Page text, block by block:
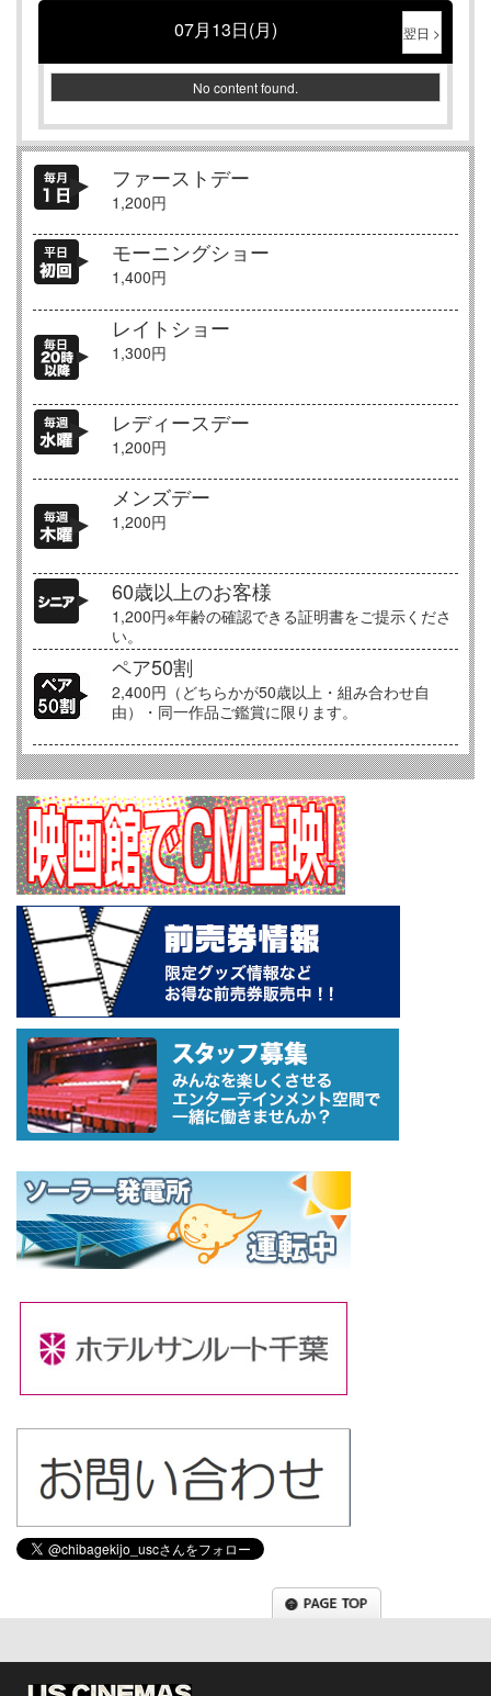
07月13日(月) 翌日 >
No content found.
ファーストデー
1,200円
モーニングショー
1,400円
レイトショー
1,300円
レディースデー
1,200円
メンズデー
1,200円
60歳以上のお客様
1,200円※年齢の確認できる証明書をご提示くださ
い。
ペア50割
2,400円（どちらかが50歳以上・組み合わせ自
由）・同一作品ご鑑賞に限ります。